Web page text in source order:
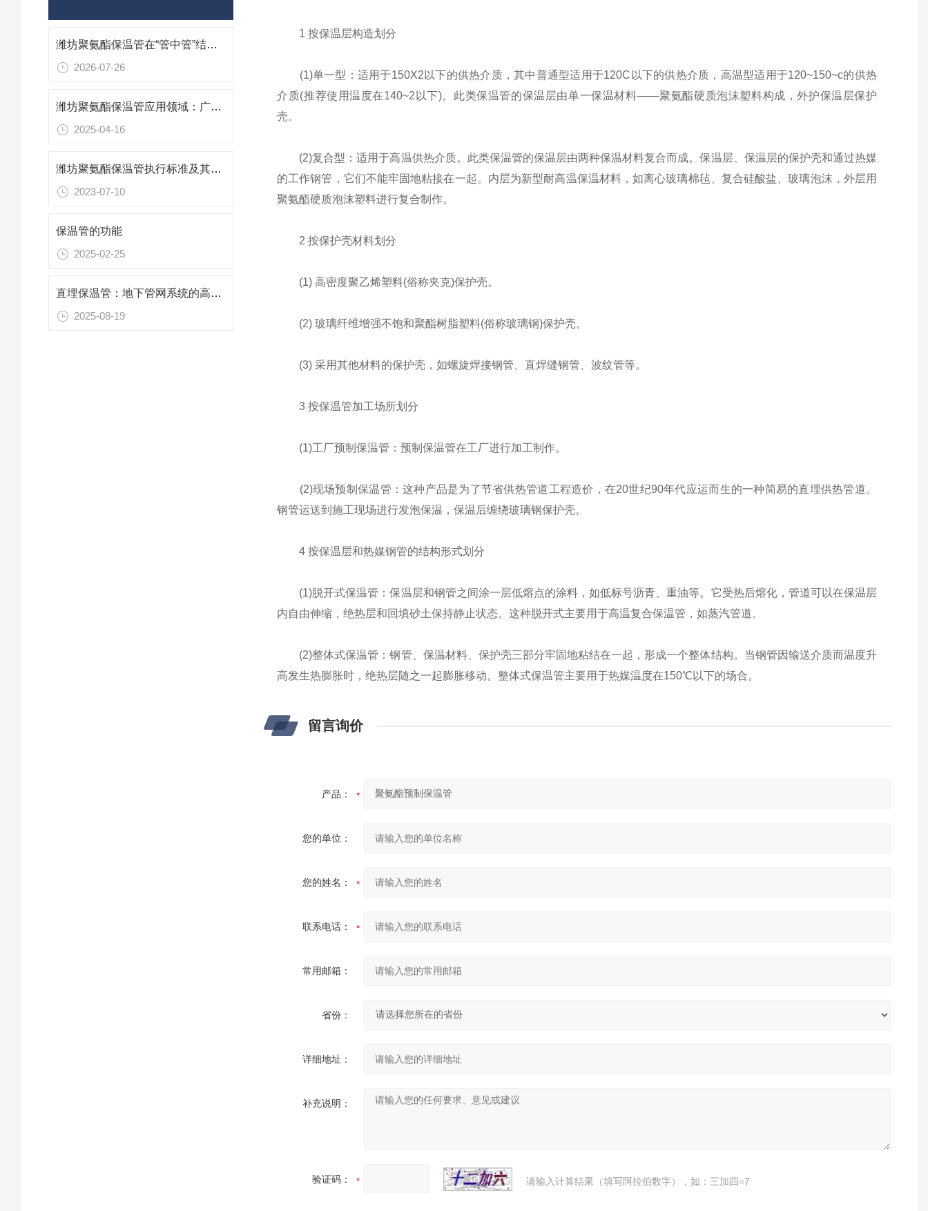
潍坊聚氨酯保温管在“管中管”结构中的三重防护逻辑
2026-07-26
潍坊聚氨酯保温管应用领域：广泛覆盖，节能增效
2025-04-16
潍坊聚氨酯保温管执行标准及其应用
2023-07-10
保温管的功能
2025-02-25
直埋保温管：地下管网系统的高效敷设解决方案
2025-08-19
1 按保温层构造划分
(1)单一型：适用于150X2以下的供热介质，其中普通型适用于120C以下的供热介质，高温型适用于120~150~c的供热
介质(推荐使用温度在140~2以下)。此类保温管的保温层由单一保温材料——聚氨酯硬质泡沫塑料构成，外护保温层保护
壳。
(2)复合型：适用于高温供热介质。此类保温管的保温层由两种保温材料复合而成。保温层、保温层的保护壳和通过热媒
的工作钢管，它们不能牢固地粘接在一起。内层为新型耐高温保温材料，如离心玻璃棉毡、复合硅酸盐、玻璃泡沫，外层用
聚氨酯硬质泡沫塑料进行复合制作。
2 按保护壳材料划分
(1) 高密度聚乙烯塑料(俗称夹克)保护壳。
(2) 玻璃纤维增强不饱和聚酯树脂塑料(俗称玻璃钢)保护壳。
(3) 采用其他材料的保护壳，如螺旋焊接钢管、直焊缝钢管、波纹管等。
3 按保温管加工场所划分
(1)工厂预制保温管：预制保温管在工厂进行加工制作。
(2)现场预制保温管：这种产品是为了节省供热管道工程造价，在20世纪90年代应运而生的一种简易的直埋供热管道。
钢管运送到施工现场进行发泡保温，保温后缠绕玻璃钢保护壳。
4 按保温层和热媒钢管的结构形式划分
(1)脱开式保温管：保温层和钢管之间涂一层低熔点的涂料，如低标号沥青、重油等。它受热后熔化，管道可以在保温层
内自由伸缩，绝热层和回填砂土保持静止状态。这种脱开式主要用于高温复合保温管，如蒸汽管道。
(2)整体式保温管：钢管、保温材料、保护壳三部分牢固地粘结在一起，形成一个整体结构。当钢管因输送介质而温度升
高发生热膨胀时，绝热层随之一起膨胀移动。整体式保温管主要用于热媒温度在150℃以下的场合。
留言询价
产品：
您的单位：
您的姓名：
联系电话：
常用邮箱：
省份：
详细地址：
补充说明：
验证码： 请输入计算结果（填写阿拉伯数字），如：三加四=7